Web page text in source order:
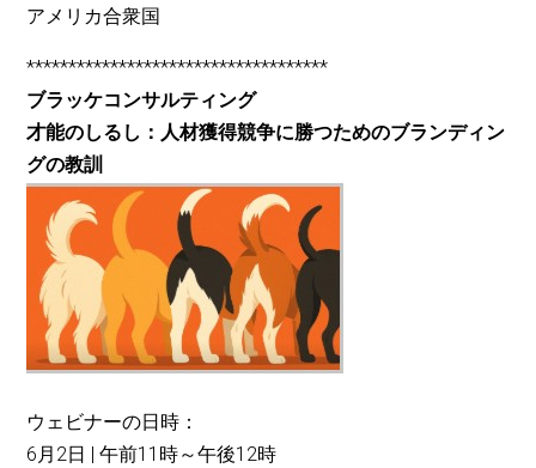
アメリカ合衆国
************************************
ブラッケコンサルティング
才能のしるし：人材獲得競争に勝つためのブランディン
グの教訓
ウェビナーの日時：
6月2日 | 午前11時～午後12時